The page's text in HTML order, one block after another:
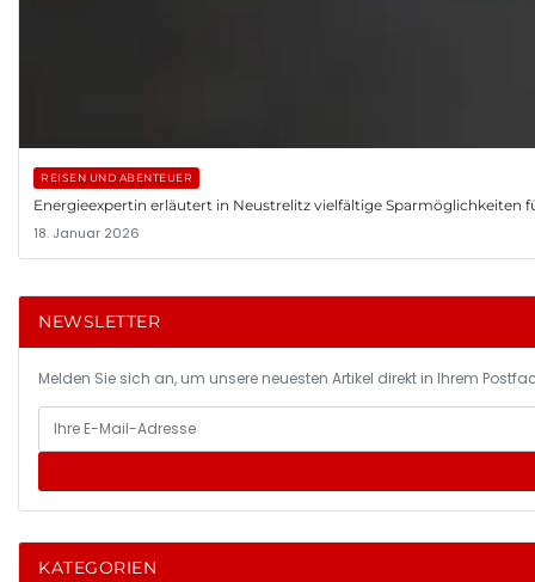
REISEN UND ABENTEUER
Energieexpertin erläutert in Neustrelitz vielfältige Sparmöglichkeiten
18. Januar 2026
NEWSLETTER
Melden Sie sich an, um unsere neuesten Artikel direkt in Ihrem
KATEGORIEN